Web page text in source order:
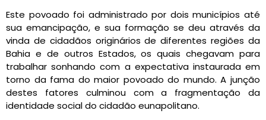
Este povoado foi administrado por dois municípios até
sua emancipação, e sua formação se deu através da
vinda de cidadãos originários de diferentes regiões da
Bahia e de outros Estados, os quais chegavam para
trabalhar sonhando com a expectativa instaurada em
torno da fama do maior povoado do mundo. A junção
destes fatores culminou com a fragmentação da
identidade social do cidadão eunapolitano.